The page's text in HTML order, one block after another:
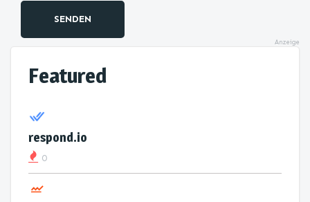
SENDEN
Anzeige
Featured
respond.io
0